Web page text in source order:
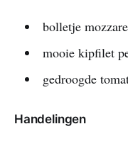
bolletje
mooie kipfilet
gedroogde
Handelingen